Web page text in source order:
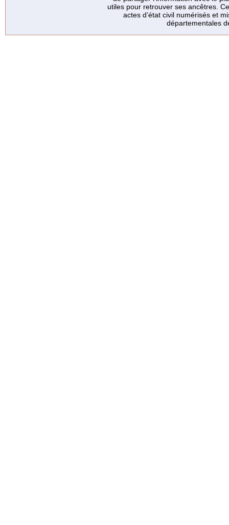
utiles pour retrouver ses ancêtres.
actes d’état civil numérisés et
départementales